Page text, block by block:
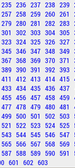
235 236 237 238 239
257 258 259 260 261
279 280 281 282 283
301 302 303 304 305
323 324 325 326 327
345 346 347 348 349
367 368 369 370 371
389 390 391 392 393
411 412 413 414 415
433 434 435 436 437
455 456 457 458 459
477 478 479 480 481
499 500 501 502 503
521 522 523 524 525
543 544 545 546 547
565 566 567 568 569
587 588 589 590 591
601 602 603